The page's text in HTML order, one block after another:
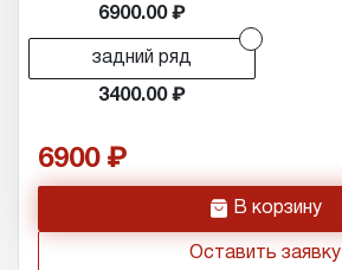
6900.00
задний ряд
3400.00
6900
h В корзину
Оставить заявку